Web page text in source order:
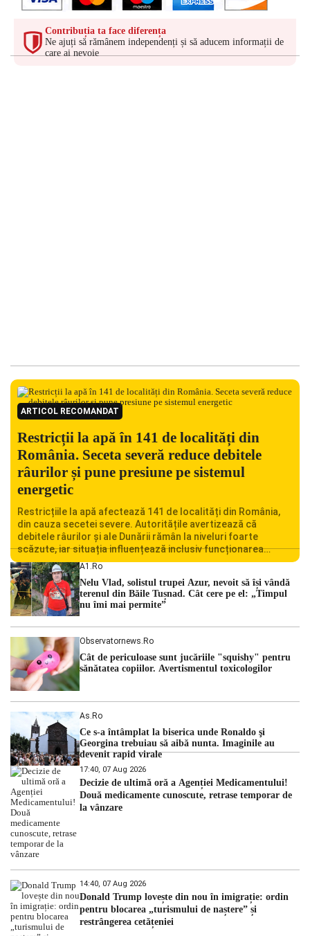
Contribuția ta face diferența
Ne ajuți să rămânem independenți și să aducem informații de
care ai nevoie
ARTICOL RECOMANDAT
Restricții la apă în 141 de localități din
România. Seceta severă reduce debitele
râurilor și pune presiune pe sistemul
energetic
Restricțiile la apă afectează 141 de localități din România,
din cauza secetei severe. Autoritățile avertizează că
debitele râurilor și ale Dunării rămân la niveluri foarte
scăzute, iar situația influențează inclusiv funcționarea
Centralei Nucleare de la Cernavodă. România se confruntă
cu una dintre cele mai dificile perioade din punct de vedere
hidrologic din ultimii ani. Lipsa […]
A1.ro
Nelu Vlad, solistul trupei Azur, nevoit să își vândă
terenul din Băile Tușnad. Cât cere pe el: „Timpul
nu îmi mai permite”
Observatornews.ro
Cât de periculoase sunt jucăriile "squishy" pentru
sănătatea copiilor. Avertismentul toxicologilor
As.ro
Ce s-a întâmplat la biserica unde Ronaldo şi
Georgina trebuiau să aibă nunta. Imaginile au
devenit rapid virale
17:40, 07 Aug 2026
Decizie de ultimă oră a Agenției Medicamentului!
Două medicamente cunoscute, retrase temporar de
la vânzare
14:40, 07 Aug 2026
Donald Trump lovește din nou în imigrație: ordin
pentru blocarea „turismului de naștere” și
restrângerea cetățeniei